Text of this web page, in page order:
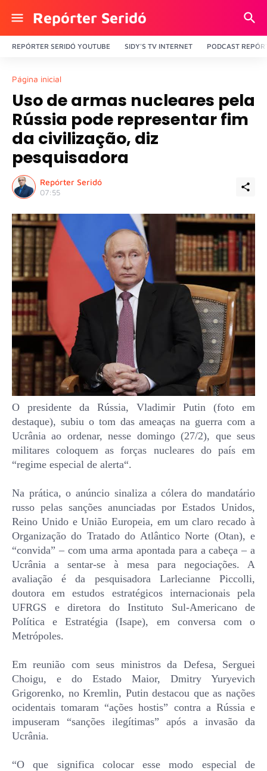
Repórter Seridó
REPÓRTER SERIDÓ YOUTUBE SIDY'S TV INTERNET PODCAST
Página inicial
Uso de armas nucleares pela
Rússia pode representar fim
da civilização, diz
pesquisadora
Repórter Seridó
07:55
O presidente da Rússia, Vladimir Putin (foto em
destaque), subiu o tom das ameaças na guerra com a
Ucrânia ao ordenar, nesse domingo (27/2), que seus
militares coloquem as forças nucleares do país em
“regime especial de alerta“.
Na prática, o anúncio sinaliza a cólera do mandatário
russo pelas sanções anunciadas por Estados Unidos,
Reino Unido e União Europeia, em um claro recado à
Organização do Tratado do Atlântico Norte (Otan), e
“convida” – com uma arma apontada para a cabeça – a
Ucrânia a sentar-se à mesa para negociações. A
avaliação é da pesquisadora Larlecianne Piccolli,
doutora em estudos estratégicos internacionais pela
UFRGS e diretora do Instituto Sul-Americano de
Política e Estratégia (Isape), em conversa com o
Metrópoles.
Em reunião com seus ministros da Defesa, Serguei
Choigu, e do Estado Maior, Dmitry Yuryevich
Grigorenko, no Kremlin, Putin destacou que as nações
ocidentais tomaram “ações hostis” contra a Rússia e
impuseram “sanções ilegítimas” após a invasão da
Ucrânia.
“O que significa colocar esse modo especial de